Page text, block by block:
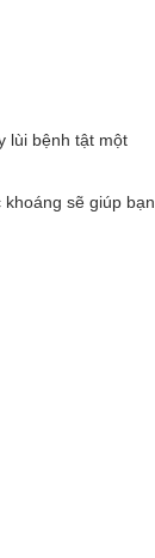
lùi bệnh tật một
sẽ giúp bạn